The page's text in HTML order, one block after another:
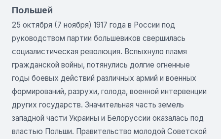
Польшей
25 октября (7 ноября) 1917 года в России под
руководством партии большевиков свершилась
социалистическая революция. Вспыхнуло пламя
гражданской войны, потянулись долгие огненные
годы боевых действий различных армий и военных
формирований, разрухи, голода, военной интервенции
других государств. Значительная часть земель
западной части Украины и Белоруссии оказалась под
властью Польши. Правительство молодой Советской